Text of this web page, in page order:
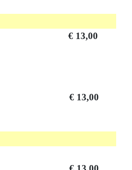
€ 13,00
€ 13,00